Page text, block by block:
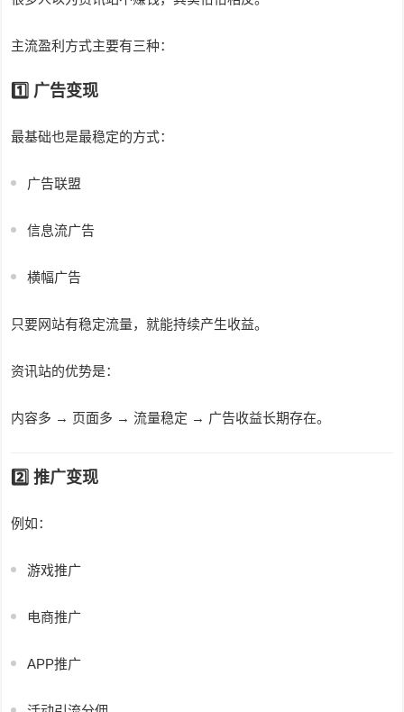
主流盈利方式主要有三种：
1️⃣ 广告变现
最基础也是最稳定的方式：
广告联盟
信息流广告
横幅广告
只要网站有稳定流量，就能持续产生收益。
资讯站的优势是：
内容多 → 页面多 → 流量稳定 → 广告收益长期存在。
2️⃣ 推广变现
例如：
游戏推广
电商推广
APP推广